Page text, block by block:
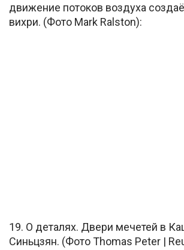
движение потоков воздуха
вихри. (Фото Mark Ralston):
19. О деталях. Двери мечетей в
Синьцзян. (Фото Thomas Peter |